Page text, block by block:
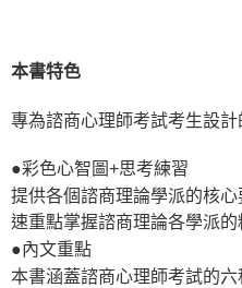
本書特色
專為諮商心理師考試考生設計
●彩色心智圖+思考練習
提供各個諮商理論學派的核
速重點掌握諮商理論各學派的
●內文重點
本書涵蓋諮商心理師考試的